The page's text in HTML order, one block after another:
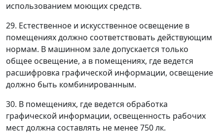
использованием моющих средств.
29. Естественное и искусственное освещение в
помещениях должно соответствовать действующим
нормам. В машинном зале допускается только
общее освещение, а в помещениях, где ведется
расшифровка графической информации, освещение
должно быть комбинированным.
30. В помещениях, где ведется обработка
графической информации, освещенность рабочих
мест должна составлять не менее 750 лк.